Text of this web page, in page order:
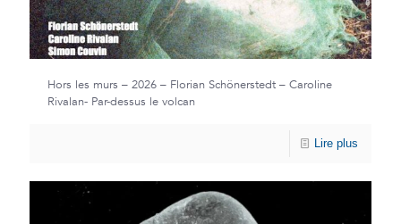
Hors les murs – 2026 – Florian Schönerstedt – Caroline
Rivalan- Par-dessus le volcan
Lire plus